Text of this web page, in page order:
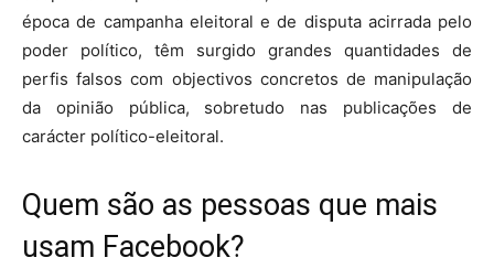
época de campanha eleitoral e de disputa acirrada pelo
poder político, têm surgido grandes quantidades de
perfis falsos com objectivos concretos de manipulação
da opinião pública, sobretudo nas publicações de
carácter político-eleitoral.
Quem são as pessoas que mais
usam Facebook?